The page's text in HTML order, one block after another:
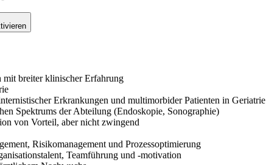
breiter klinischer Erfahrung
Erkrankungen und multimorbider Patienten in Geriatrie
Spektrums der Abteilung (Endoskopie, Sonographie)
von Vorteil, aber nicht zwingend
Risikomanagement und Prozessoptimierung
Teamführung und -motivation